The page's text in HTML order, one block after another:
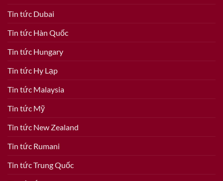
Tin tức Dubai
Tin tức Hàn Quốc
Tin tức Hungary
Tin tức Hy Lạp
Tin tức Malaysia
Tin tức Mỹ
Tin tức New Zealand
Tin tức Rumani
Tin tức Trung Quốc